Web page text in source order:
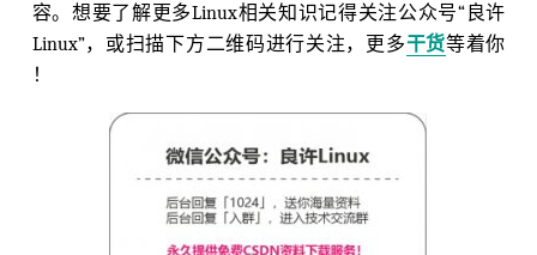
容。想要了解更多Linux相关知识记得关注公众号“良许
Linux”，或扫描下方二维码进行关注，更多干货等着你
！